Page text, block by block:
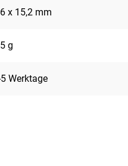
x 15,2 mm
g
Werktage